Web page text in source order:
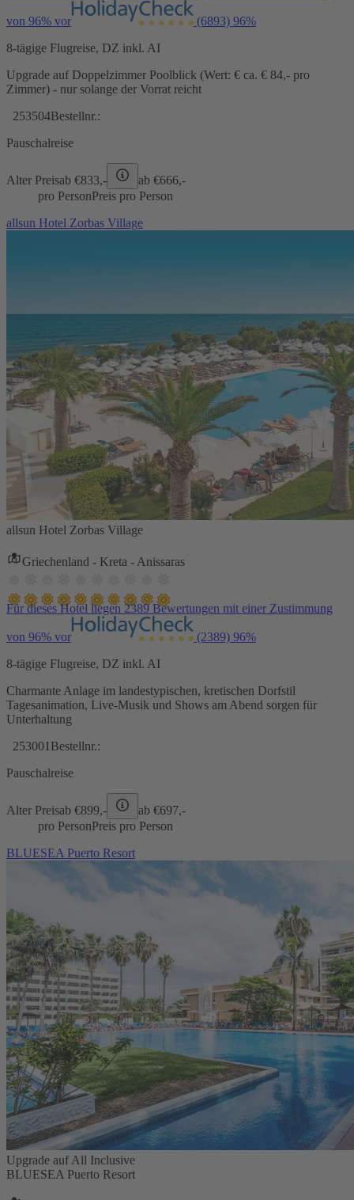
von 96% vor (6893) 96%
8-tägige Flugreise, DZ inkl. AI
Upgrade auf Doppelzimmer Poolblick (Wert: € ca. € 84,- pro
Zimmer) - nur solange der Vorrat reicht
253504Bestellnr.:
Pauschalreise
Alter Preisab €833,- ab €666,-
pro PersonPreis pro Person
allsun Hotel Zorbas Village
allsun Hotel Zorbas Village
Griechenland - Kreta - Anissaras
Für dieses Hotel liegen 2389 Bewertungen mit einer Zustimmung
von 96% vor (2389) 96%
8-tägige Flugreise, DZ inkl. AI
Charmante Anlage im landestypischen, kretischen Dorfstil
Tagesanimation, Live-Musik und Shows am Abend sorgen für
Unterhaltung
253001 Bestellnr.:
Pauschalreise
Alter Preisab €899,- ab €697,-
pro PersonPreis pro Person
BLUESEA Puerto Resort
Upgrade auf All Inclusive
BLUESEA Puerto Resort